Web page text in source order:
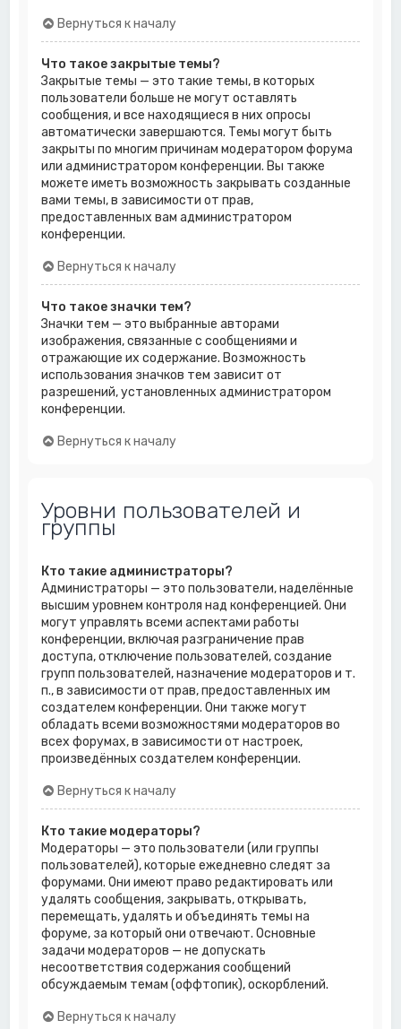
Вернуться к началу
Что такое закрытые темы?
Закрытые темы — это такие темы, в которых
пользователи больше не могут оставлять
сообщения, и все находящиеся в них опросы
автоматически завершаются. Темы могут быть
закрыты по многим причинам модератором форума
или администратором конференции. Вы также
можете иметь возможность закрывать созданные
вами темы, в зависимости от прав,
предоставленных вам администратором
конференции.
Вернуться к началу
Что такое значки тем?
Значки тем — это выбранные авторами
изображения, связанные с сообщениями и
отражающие их содержание. Возможность
использования значков тем зависит от
разрешений, установленных администратором
конференции.
Вернуться к началу
Уровни пользователей и
группы
Кто такие администраторы?
Администраторы — это пользователи, наделённые
высшим уровнем контроля над конференцией. Они
могут управлять всеми аспектами работы
конференции, включая разграничение прав
доступа, отключение пользователей, создание
групп пользователей, назначение модераторов и т.
п., в зависимости от прав, предоставленных им
создателем конференции. Они также могут
обладать всеми возможностями модераторов во
всех форумах, в зависимости от настроек,
произведённых создателем конференции.
Вернуться к началу
Кто такие модераторы?
Модераторы — это пользователи (или группы
пользователей), которые ежедневно следят за
форумами. Они имеют право редактировать или
удалять сообщения, закрывать, открывать,
перемещать, удалять и объединять темы на
форуме, за который они отвечают. Основные
задачи модераторов — не допускать
несоответствия содержания сообщений
обсуждаемым темам (оффтопик), оскорблений.
Вернуться к началу